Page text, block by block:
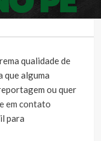
qualidade de
que alguma
ou quer
em contato
para